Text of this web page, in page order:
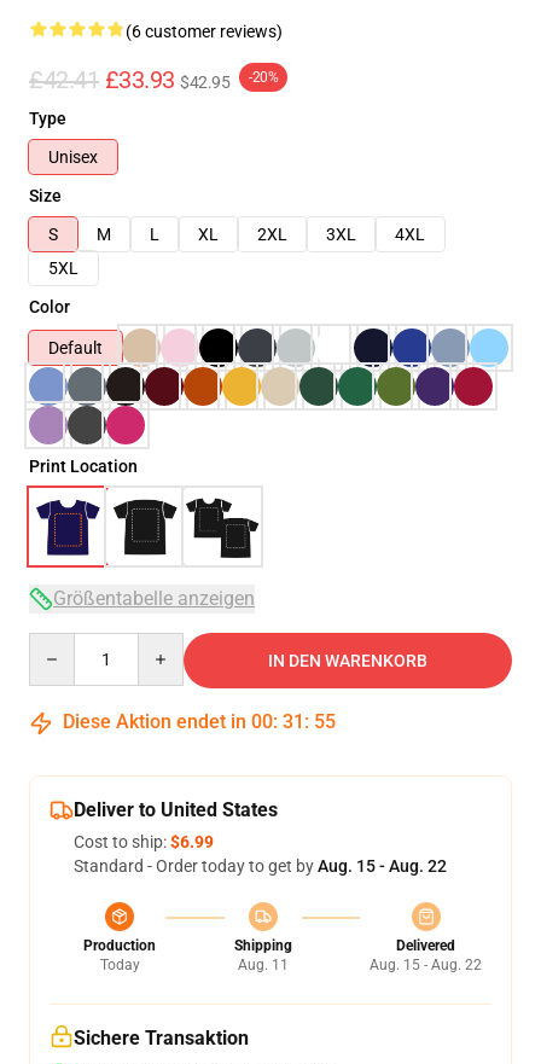
(6 customer reviews)
£42.41 £33.93 $42.95 -20%
Type
Unisex
Size
S
M L XL 2XL 3XL
4XL
5XL
Color
Default
Print Location
Größentabelle anzeigen
IN DEN WARENKORB
Diese Aktion endet in 00: 31 : 54
Deliver to United States
Cost to ship:$6.99
Standard - Order today to get byAug. 15 - Aug. 22
Production
Today
Shipping
Aug. 11
Delivered
Aug. 15 - Aug. 22
Sichere Transaktion